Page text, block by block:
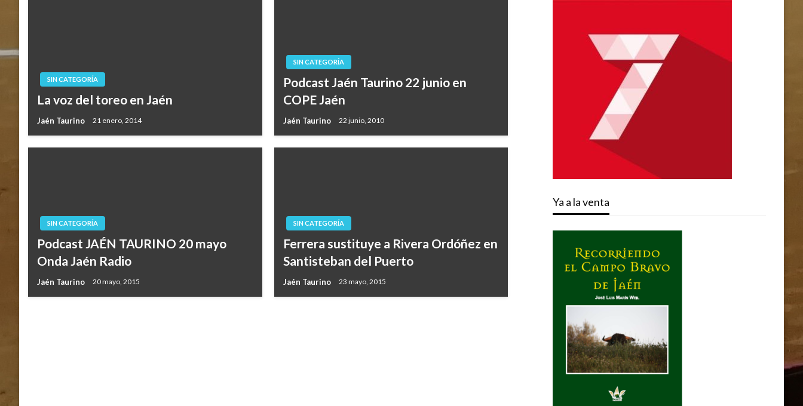
SIN CATEGORÍA
La voz del toreo en Jaén
Jaén Taurino 21 enero, 2014
SIN CATEGORÍA
Podcast Jaén Taurino 22 junio en
COPE Jaén
Jaén Taurino 22 junio, 2010
SIN CATEGORÍA
Podcast JAÉN TAURINO 20 mayo
Onda Jaén Radio
Jaén Taurino 20 mayo, 2015
SIN CATEGORÍA
Ferrera sustituye a Rivera Ordóñez en
Santisteban del Puerto
Jaén Taurino 23 mayo, 2015
Ya a la venta